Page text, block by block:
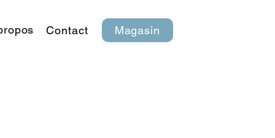
Contact Magasin